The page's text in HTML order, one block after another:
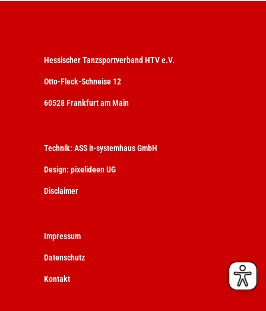
Hessischer Tanzsportverband HTV e.V.
Otto-Fleck-Schneise 12
60528 Frankfurt am Main
Technik: ASS it-systemhaus GmbH
Design: pixelideen UG
Disclaimer
Impressum
Datenschutz
Kontakt